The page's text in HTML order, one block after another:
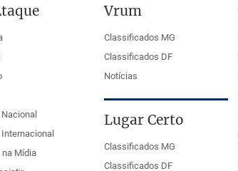
Nacional
Internacional
na Mídia
Vrum
Classificados MG
Classificados DF
Notícias
Lugar Certo
Classificados MG
Classificados DF